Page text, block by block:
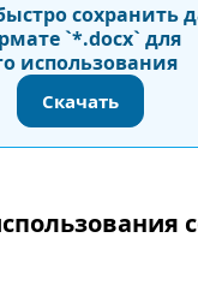
сохранить
`*.docx` для
использования
Скачать